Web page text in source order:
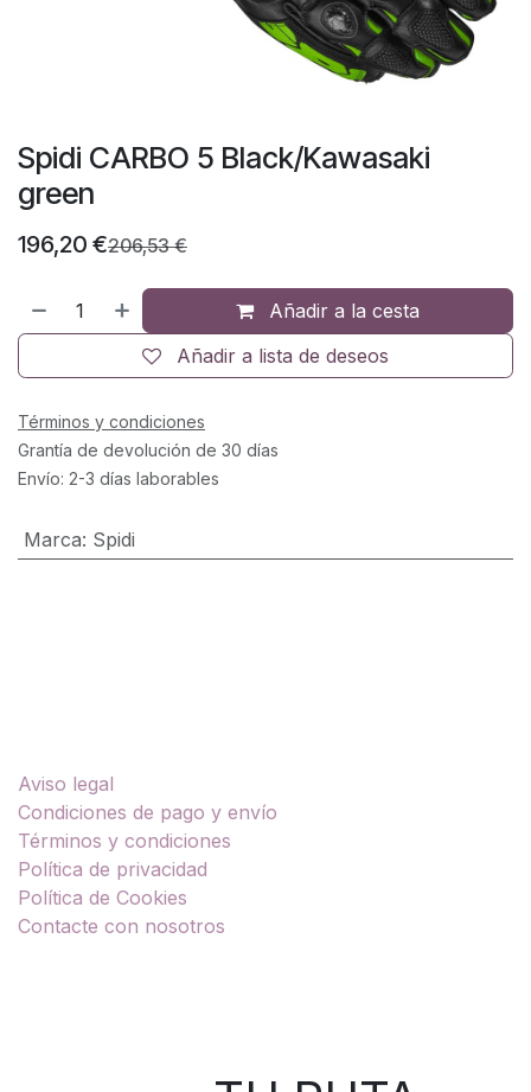
Spidi CARBO 5 Black/Kawasaki
green
196,20 €206,53€
Añadir a la cesta
Añadir a lista de deseos
Términos y condiciones
Grantía de devolución de 30 días
Envío: 2-3 días laborables
Marca: Spidi
Aviso legal
Condiciones de pago y envío
Términos y condiciones
Política de privacidad
Política de Cookies
Contacte con nosotros